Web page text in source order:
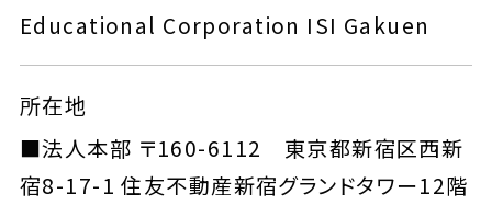
Educational Corporation ISI Gakuen
所在地
■法人本部 〒160-6112 東京都新宿区西新
宿8-17-1 住友不動産新宿グランドタワー12階